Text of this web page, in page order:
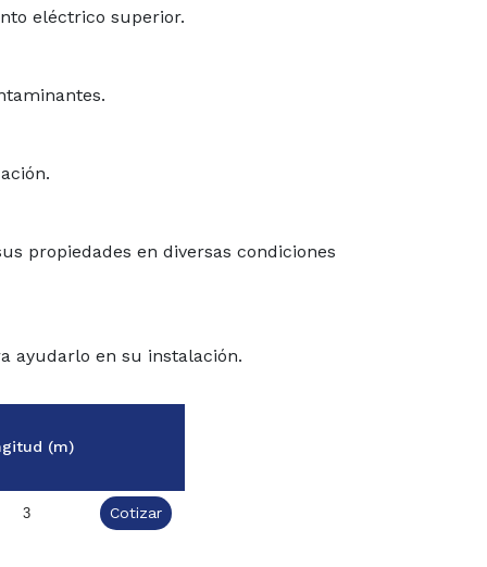
eléctrico superior.
propiedades en diversas condiciones
ayudarlo en su instalación.
(m)
3 Cotizar